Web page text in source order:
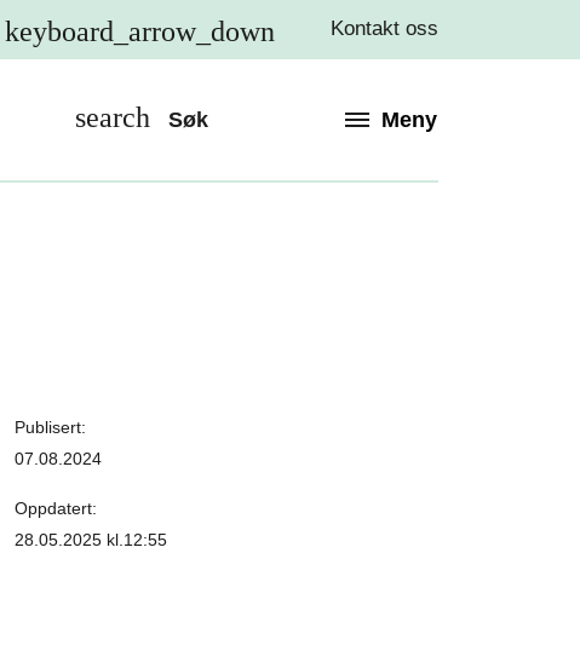
keyboard_arrow_down Kontakt oss
search Søk Meny
Publisert:
07.08.2024
Oppdatert:
28.05.2025 kl.12:55